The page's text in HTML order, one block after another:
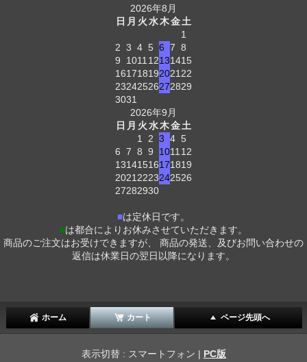
2026年8月
日 月 火水木金土
1
2 3 4 5 6 7 8
9
1011 12131415
161718192021 22
23242526272829
3031
2026年9月
日 月 火水木金土
1
2 3 4 5
6 7 8 9 1011 12
13141516171819
2021 2223242526
27282930
■は定休日です。
■は都合によりお休みさせていただきます。
商品のご注文はお受けできますが、 商品の発送、及びお問い合わせの
返信は休業日の翌日以降になります。
ホーム カート ページ先頭へ
表示切替 : スマートフォン | PC版